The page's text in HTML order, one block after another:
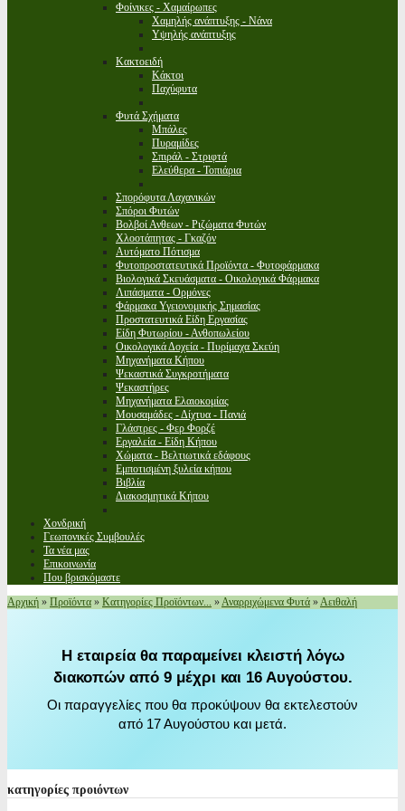
Φοίνικες - Χαμαίρωπες
Χαμηλής ανάπτυξης - Νάνα
Υψηλής ανάπτυξης
Κακτοειδή
Κάκτοι
Παχύφυτα
Φυτά Σχήματα
Μπάλες
Πυραμίδες
Σπιράλ - Στριφτά
Ελεύθερα - Τοπιάρια
Σπορόφυτα Λαχανικών
Σπόροι Φυτών
Βολβοί Ανθεων - Ριζώματα Φυτών
Χλοοτάπητας - Γκαζόν
Αυτόματο Πότισμα
Φυτοπροστατευτικά Προϊόντα - Φυτοφάρμακα
Βιολογικά Σκευάσματα - Οικολογικά Φάρμακα
Λιπάσματα - Ορμόνες
Φάρμακα Υγειονομικής Σημασίας
Προστατευτικά Είδη Εργασίας
Είδη Φυτωρίου - Ανθοπωλείου
Οικολογικά Δοχεία - Πυρίμαχα Σκεύη
Μηχανήματα Κήπου
Ψεκαστικά Συγκροτήματα
Ψεκαστήρες
Μηχανήματα Ελαιοκομίας
Μουσαμάδες - Δίχτυα - Πανιά
Γλάστρες - Φερ Φορζέ
Εργαλεία - Είδη Κήπου
Χώματα - Βελτιωτικά εδάφους
Εμποτισμένη ξυλεία κήπου
Βιβλία
Διακοσμητικά Κήπου
Χονδρική
Γεωπονικές Συμβουλές
Τα νέα μας
Επικοινωνία
Που βρισκόμαστε
Αρχική » Προϊόντα » Κατηγορίες Προϊόντων... »Αναρριχώμενα Φυτά »Αειθαλή
Η εταιρεία θα παραμείνει κλειστή λόγω
διακοπών από 9 μέχρι και 16 Αυγούστου.
Οι παραγγελίες που θα προκύψουν θα εκτελεστούν
από 17 Αυγούστου και μετά.
κατηγορίες προιόντων